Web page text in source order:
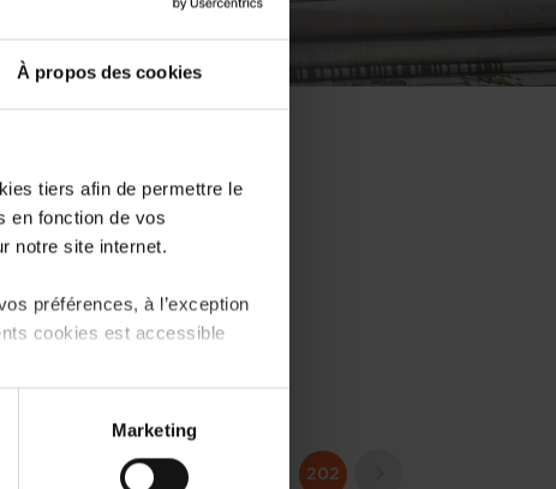
À propos des cookies
tiers afin de permettre le
en fonction de vos
notre site internet.
préférences, à l’exception
cookies est accessible
sur les réseaux
peuvent être affectées en
Marketing
199 202